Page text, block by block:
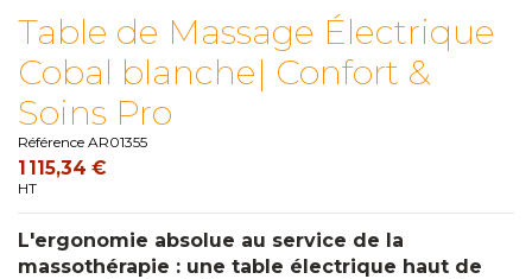
Table de Massage Électrique
Cobal blanche| Confort &
Soins Pro
Référence AR01355
1 115,34 €
HT
L'ergonomie absolue au service de la
massothérapie : une table électrique haut de